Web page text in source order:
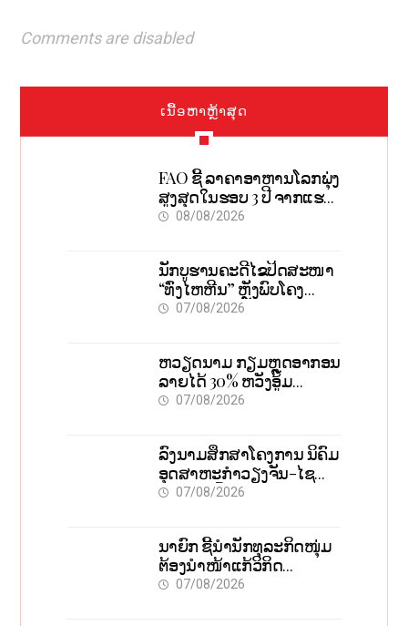
Comments are disabled
ເນື້ອຫາຫຼ້າສຸດ
FAO ຊີ້ ລາຄາອາຫານໂລກພຸ່ງ
ສູງສຸດໃນຮອບ 3 ປີ ຈາກແຮງ
ກົດດັນຂອງສົງຄາມ, El nino
08/08/2026
ນັກບູຮານຄະດີໄຂປິດສະໜາ
“ທົ່ງໄຫຫີນ” ຫຼັງພົບໂຄງ
ກະດູກ 37 ຄົນໃນຫີນຍັກ
07/08/2026
ຫວຽດນາມ ກຽມຫຼຸດອາກອນ
ລາຍໄດ້ 30% ຫວັງອູ້ມ
ທຸລະກິດຂະໜາດນ້ອຍ ແລະ
07/08/2026
ລົງນາມສຶກສາໂຄງການ ນິຄົມ
ອຸດສາຫະກຳວຽງຈັນ-ໄຊ
ທານີ ຕັ້ງເປົ້າດຶງທຶນ 150 ລ້ານ
07/08/2026
ນາຍົກ ຊີ້ນຳນັກທຸລະກິດໜຸ່ມ
ຕ້ອງນຳໜ້າແກ້ວິກິດ
ເສດຖະກິດ ເນັ້ນດຶງທຶນ
07/08/2026